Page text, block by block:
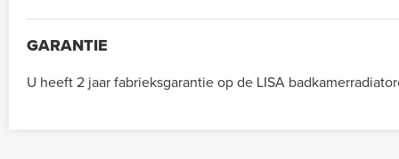
GARANTIE
U heeft 2 jaar fabrieksgarantie op de LISA